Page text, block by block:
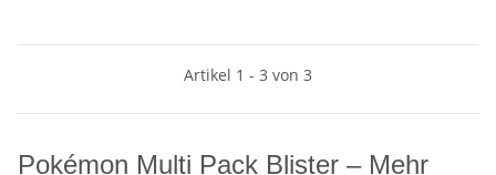
Artikel 1 - 3 von 3
Pokémon Multi Pack Blister – Mehr